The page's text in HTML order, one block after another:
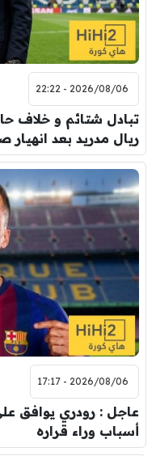
2026/08/06 - 22:22
تبادل شتائم و خلاف
ريال مدريد بعد
2026/08/06 - 17:17
أسباب وراء قراره